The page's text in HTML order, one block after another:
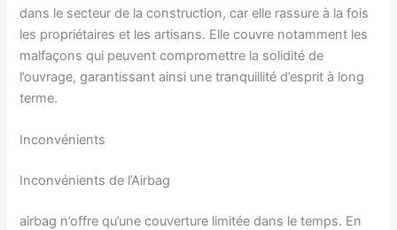
dans le secteur de la construction, car elle rassure à la fois
les propriétaires et les artisans. Elle couvre notamment les
malfaçons qui peuvent compromettre la solidité de
l’ouvrage, garantissant ainsi une tranquillité d’esprit à long
terme.
Inconvénients
Inconvénients de l’Airbag
airbag n’offre qu’une couverture limitée dans le temps. En